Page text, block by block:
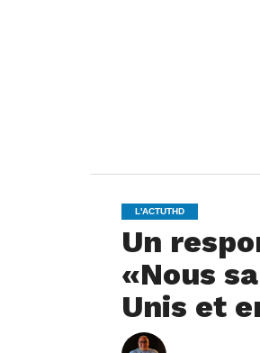
L'ACTUTHD
Un
«Nous
Unis et